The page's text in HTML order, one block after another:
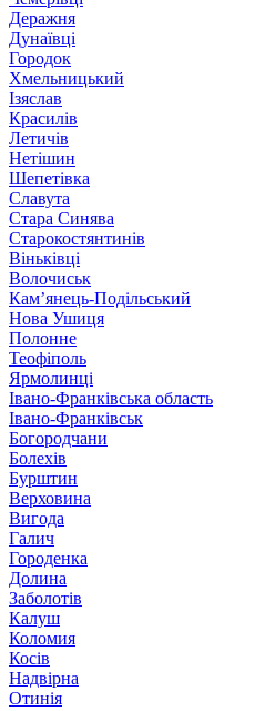
Деражня
Дунаївці
Городок
Хмельницький
Ізяслав
Красилів
Летичів
Нетішин
Шепетівка
Славута
Стара Синява
Старокостянтинів
Віньківці
Волочиськ
Кам’янець-Подільський
Нова Ушиця
Полонне
Теофіполь
Ярмолинці
Івано-Франківська область
Івано-Франківськ
Богородчани
Болехів
Бурштин
Верховина
Вигода
Галич
Городенка
Долина
Заболотів
Калуш
Коломия
Косів
Надвірна
Отинія